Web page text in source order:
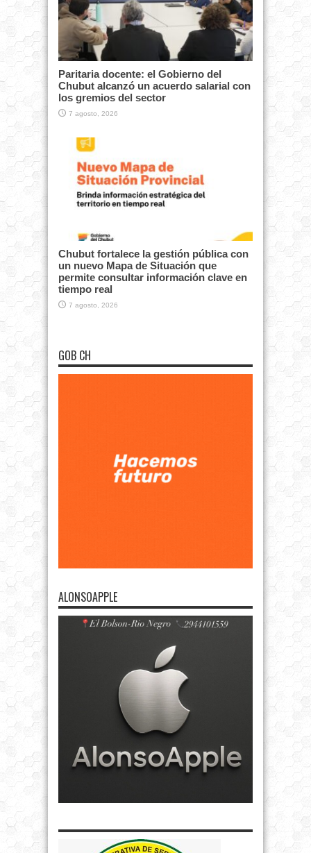
Paritaria docente: el Gobierno del
Chubut alcanzó un acuerdo salarial con
los gremios del sector
7 agosto, 2026
Chubut fortalece la gestión pública con
un nuevo Mapa de Situación que
permite consultar información clave en
tiempo real
7 agosto, 2026
GOB CH
ALONSOAPPLE